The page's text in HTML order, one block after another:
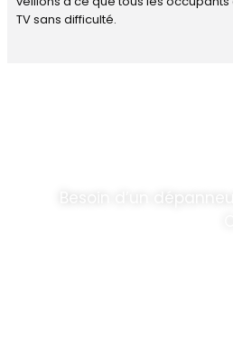
TV sans difficulté.
Besoin d’un